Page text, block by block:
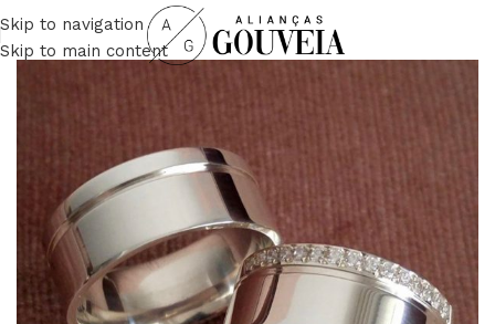
Skip to navigation
Skip to main content